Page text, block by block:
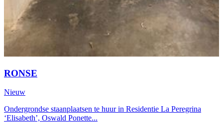
RONSE
Nieuw
Ondergrondse staanplaatsen te huur in Residentie La Peregrina
‘Elisabeth’, Oswald Ponette...